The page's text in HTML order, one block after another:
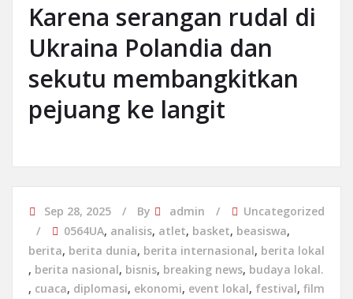
Karena serangan rudal di
Ukraina Polandia dan
sekutu membangkitkan
pejuang ke langit
Sep 28, 2025 By admin
Uncategorized
0564UA, analisis, atlet, basket, beasiswa,
berita, berita dunia, berita internasional, berita lokal
, berita nasional, bisnis, breaking news, budaya lokal.
, cuaca, diplomasi, ekonomi, event lokal, festival, film